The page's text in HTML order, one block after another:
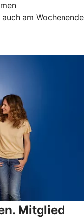
am Wochenende
Mitglied